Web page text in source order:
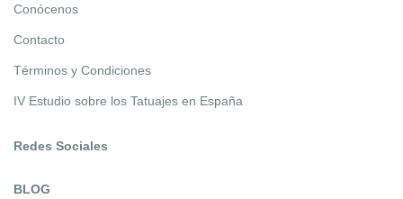
Conócenos
Contacto
Términos y Condiciones
IV Estudio sobre los Tatuajes en España
Redes Sociales
BLOG